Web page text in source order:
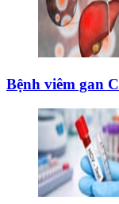
Bệnh viêm gan